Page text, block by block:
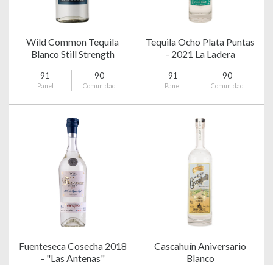
Wild Common Tequila
Blanco Still Strength
91
Panel
90
Comunidad
Tequila Ocho Plata Puntas
- 2021 La Ladera
91
Panel
90
Comunidad
Fuenteseca Cosecha 2018
- "Las Antenas"
Cascahuín Aniversario
Blanco